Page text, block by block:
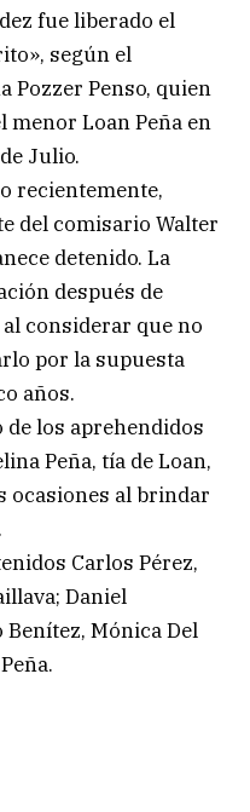
fue liberado el
según el
Pozzer Penso, quien
menor Loan Peña en
Julio.
recientemente,
del comisario Walter
detenido. La
después de
considerar que no
por la supuesta
años.
los aprehendidos
Peña, tía de Loan,
ocasiones al brindar
Carlos Pérez,
Daniel
Mónica Del